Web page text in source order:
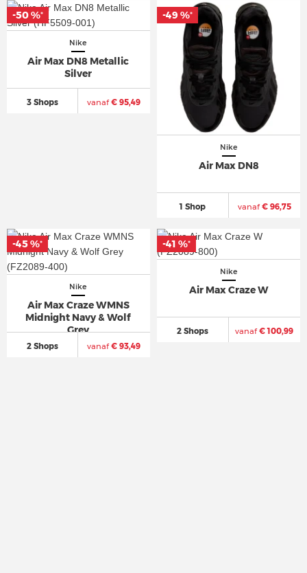
Nike
Air Max DN8 Metallic
Silver
3 Shops vanaf€ 95,49
-50 %*
-50 %*
Nike
Air Max DN8
1 Shop vanaf€ 96,75
-49 %*
-49 %*
Nike
Air Max Craze WMNS
Midnight Navy & Wolf
Grey
2 Shops vanaf€ 93,49
-45 %*
-45 %*
Nike
Air Max Craze W
2 Shops vanaf€ 100,99
-41 %*
-41 %*